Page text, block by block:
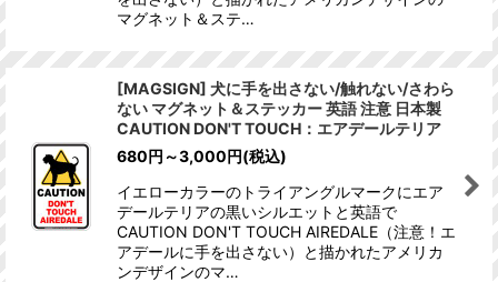
マグネット＆ステ…
[MAGSIGN] 犬に手を出さない/触れない/さわら
ない マグネット＆ステッカー 英語 注意 日本製
CAUTION DON'T TOUCH：エアデールテリア
680円 ～3,000円(税込)
イエローカラーのトライアングルマークにエア
デールテリアの黒いシルエットと英語で
CAUTION DON'T TOUCH AIREDALE（注意！エ
アデールに手を出さない）と描かれたアメリカ
ンデザインのマ…